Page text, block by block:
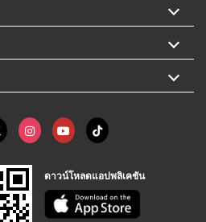
ดาวน์โหลดแอปพลิเคชัน